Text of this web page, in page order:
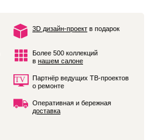
3D дизайн-проект в подарок
Более 500 коллекций
в нашем салоне
Партнёр ведущих ТВ-проектов
о ремонте
Оперативная и бережная
доставка